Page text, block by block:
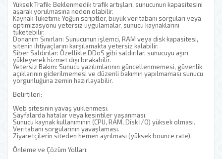
Yüksek Trafik: Beklenmedik trafik artışları, sunucunun kapasitesini
aşarak yorulmasına neden olabilir.
Kaynak Tüketimi: Yoğun scriptler, büyük veritabanı sorguları veya
optimizasyonu yetersiz uygulamalar, sunucu kaynaklarını
tüketebilir.
Donanım Sınırları: Sunucunun işlemci, RAM veya disk kapasitesi,
sitenin ihtiyaçlarını karşılamakta yetersiz kalabilir.
Siber Saldırılar: Özellikle DDoS gibi saldırılar, sunucuyu aşırı
yükleyerek hizmet dışı bırakabilir.
Yetersiz Bakım: Sunucu yazılımlarının güncellenmemesi, güvenlik
açıklarının giderilmemesi ve düzenli bakımın yapılmaması sunucu
yorgunluğuna zemin hazırlayabilir.
Belirtileri:
Web sitesinin yavaş yüklenmesi.
Sayfalarda hatalar veya kesintiler yaşanması.
Sunucu kaynak kullanımının (CPU, RAM, Disk I/O) yüksek olması.
Veritabanı sorgularının yavaşlaması.
Ziyaretçilerin siteden hemen ayrılması (yüksek bounce rate).
Önleme ve Çözüm Yolları: